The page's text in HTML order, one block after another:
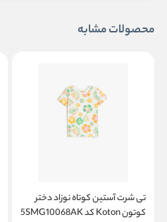
محصولات مشابه
تی شرت آستین کوتاه نوزاد دختر
کوتون Koton کد 5SMG10068AK